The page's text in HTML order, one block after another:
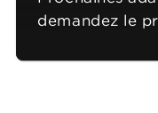
demandez le